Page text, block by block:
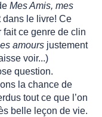
Mes Amis, mes
dans le livre! Ce
fait ce genre de clin
amours justement
voir...)
question.
la chance de
tout ce que l’on
belle leçon de vie.